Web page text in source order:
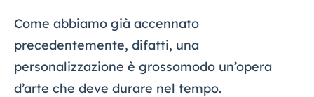
Come abbiamo già accennato
precedentemente, difatti, una
personalizzazione è grossomodo un’opera
d’arte che deve durare nel tempo.